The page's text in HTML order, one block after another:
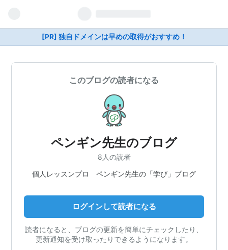
[PR] 独自ドメインは早めの取得がおすすめ！
このブログの読者になる
ペンギン先生のブログ
8人の読者
個人レッスンプロ ペンギン先生の「学び」ブログ
ログインして読者になる
読者になると、ブログの更新を簡単にチェックしたり、
更新通知を受け取ったりできるようになります。